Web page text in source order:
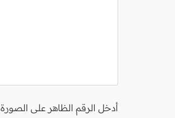
أدخل الرقم الظاهر على الصورة